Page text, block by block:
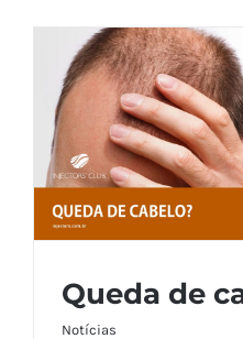
Queda de
Notícias